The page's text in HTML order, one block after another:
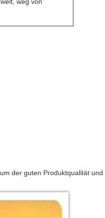
der guten Produktqualität und